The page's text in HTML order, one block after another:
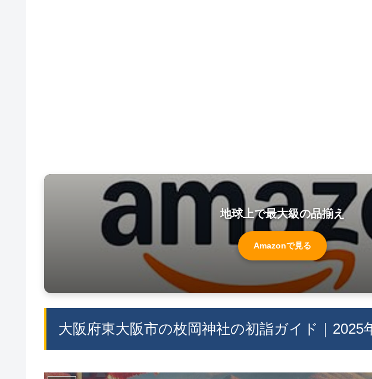
地球上で最大級の品揃え
Amazonで見る
大阪府東大阪市の枚岡神社の初詣ガイド｜2025